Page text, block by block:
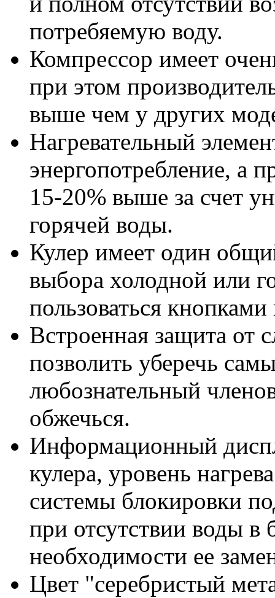
потребяемую воду.
Компрессор имеет
при этом
выше чем у других
Нагревательный
энергопотребление, а
15-20% выше за счет
горячей воды.
Кулер имеет один
выбора холодной или
пользоваться
Встроенная защита от
позволить уберечь
любознательный
обжечься.
Информационный
кулера, уровень
системы блокировки
при отсутствии воды
необходимости ее
Цвет "серебристый